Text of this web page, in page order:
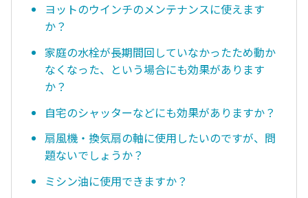
ヨットのウインチのメンテナンスに使えます
か？
家庭の水栓が長期間回していなかったため動か
なくなった、という場合にも効果があります
か？
自宅のシャッターなどにも効果がありますか？
扇風機・換気扇の軸に使用したいのですが、問
題ないでしょうか？
ミシン油に使用できますか？